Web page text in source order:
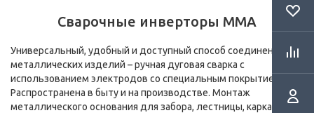
Сварочные инверторы ММА
Универсальный, удобный и доступный способ соединения
металлических изделий – ручная дуговая сварка с
использованием электродов со специальным покрытием.
Распространена в быту и на производстве. Монтаж
металлического основания для забора, лестницы, каркаса для